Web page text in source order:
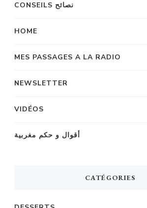
CONSEILS نصائح
HOME
MES PASSAGES A LA RADIO
NEWSLETTER
VIDÉOS
أقوال و حكم مغربية
CATÉGORIES